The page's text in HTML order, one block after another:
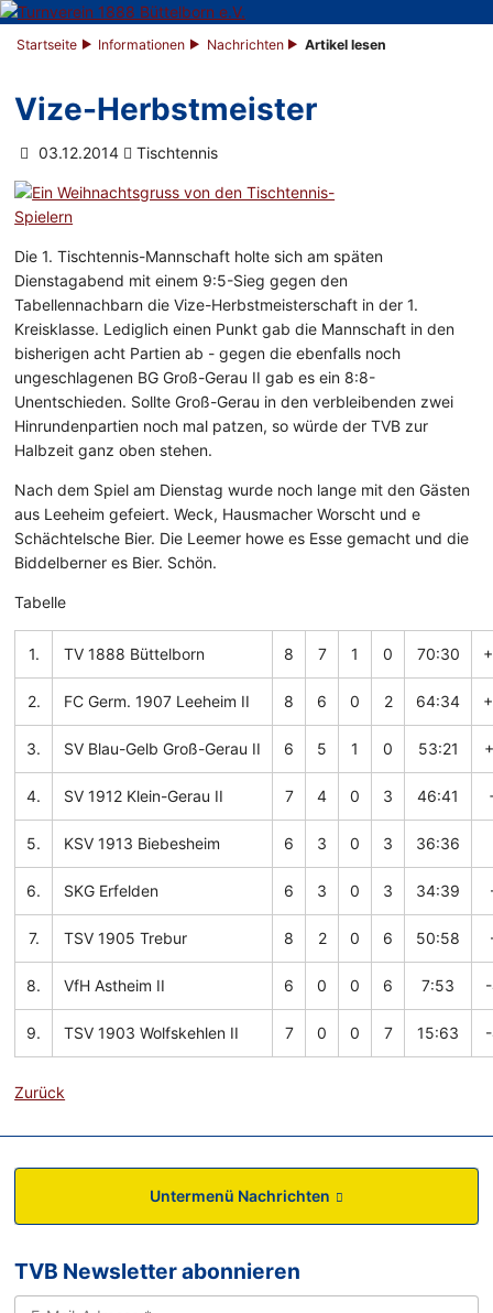
Startseite Informationen Nachrichten Artikel lesen
Vize-Herbstmeister
03.12.2014 Tischtennis
Die 1. Tischtennis-Mannschaft holte sich am späten
Dienstagabend mit einem 9:5-Sieg gegen den
Tabellennachbarn die Vize-Herbstmeisterschaft in der 1.
Kreisklasse. Lediglich einen Punkt gab die Mannschaft in den
bisherigen acht Partien ab - gegen die ebenfalls noch
ungeschlagenen BG Groß-Gerau II gab es ein 8:8-
Unentschieden. Sollte Groß-Gerau in den verbleibenden zwei
Hinrundenpartien noch mal patzen, so würde der TVB zur
Halbzeit ganz oben stehen.
Nach dem Spiel am Dienstag wurde noch lange mit den Gästen
aus Leeheim gefeiert. Weck, Hausmacher Worscht und e
Schächtelsche Bier. Die Leemer howe es Esse gemacht und die
Biddelberner es Bier. Schön.
Tabelle
1. TV 1888 Büttelborn 8 7 1 0 70:30
2. FC Germ. 1907 Leeheim II 8 6 0 2 64:34
3. SV Blau-Gelb Groß-Gerau II 6 5 1 0 53:21
4. SV 1912 Klein-Gerau II 7 4 0 3 46:41
5. KSV 1913 Biebesheim 6 3 0 3 36:36
6. SKG Erfelden 6 3 0 3 34:39
7. TSV 1905 Trebur 8 2 0 6 50:58
8. VfH Astheim II 6 0 0 6 7:53
9. TSV 1903 Wolfskehlen II 7 0 0 7 15:63
Zurück
Untermenü Nachrichten
TVB Newsletter abonnieren